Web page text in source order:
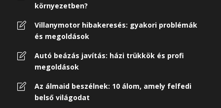
környezetben?
Villanymotor hibakeresés: gyakori problémák
és megoldások
Autó beázás javítás: házi trükkök és profi
megoldások
Az álmaid beszélnek: 10 álom, amely felfedi
belső világodat